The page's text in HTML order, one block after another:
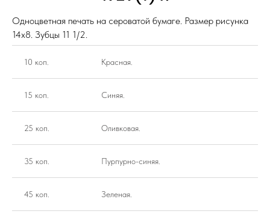
Одноцветная печать на сероватой бумаге. Размер рисунка
14х8. Зубцы 11 1/2.
10 коп. Красная.
15 коп. Синяя.
25 коп. Оливковая.
35 коп. Пурпурно-синяя.
45 коп. Зеленая.